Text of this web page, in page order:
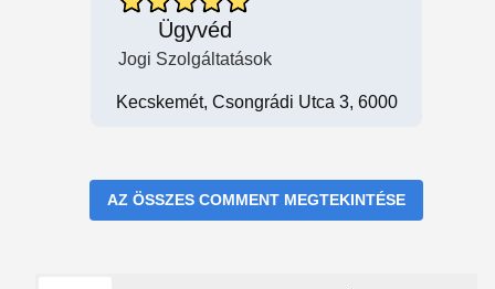
Ügyvéd
Jogi Szolgáltatások
Kecskemét, Csongrádi Utca 3, 6000
AZ ÖSSZES COMMENT MEGTEKINTÉSE